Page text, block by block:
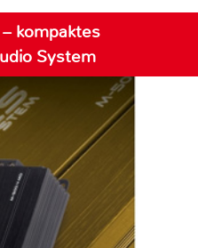
kompaktes
System